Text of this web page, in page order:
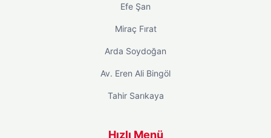
Efe Şan
Miraç Fırat
Arda Soydoğan
Av. Eren Ali Bingöl
Tahir Sarıkaya
Hızlı Menü